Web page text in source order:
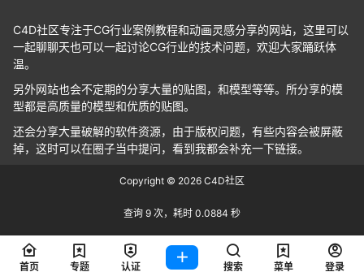
C4D社区专注于CG行业案例教程和动画灵感分享的网站，这里可以
一起聊聊天也可以一起讨论CG行业的技术问题，欢迎大家踊跃体
温。
另外网站也会不定期的分享大量的贴图，和模型等等。所分享的模
型都是高质量的模型和优质的贴图。
还会分享大量破解的软件资源，由于版权问题，有些内容会被屏蔽
掉，这时可以在圈子当中提问，看到我都会补充一下链接。
Copyright © 2026 C4D社区
查询 9 次，耗时 0.0884 秒
首页 专题 认证 搜索 菜单 登录